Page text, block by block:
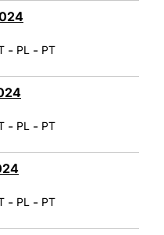
- PL - PT
- PL - PT
- PL - PT